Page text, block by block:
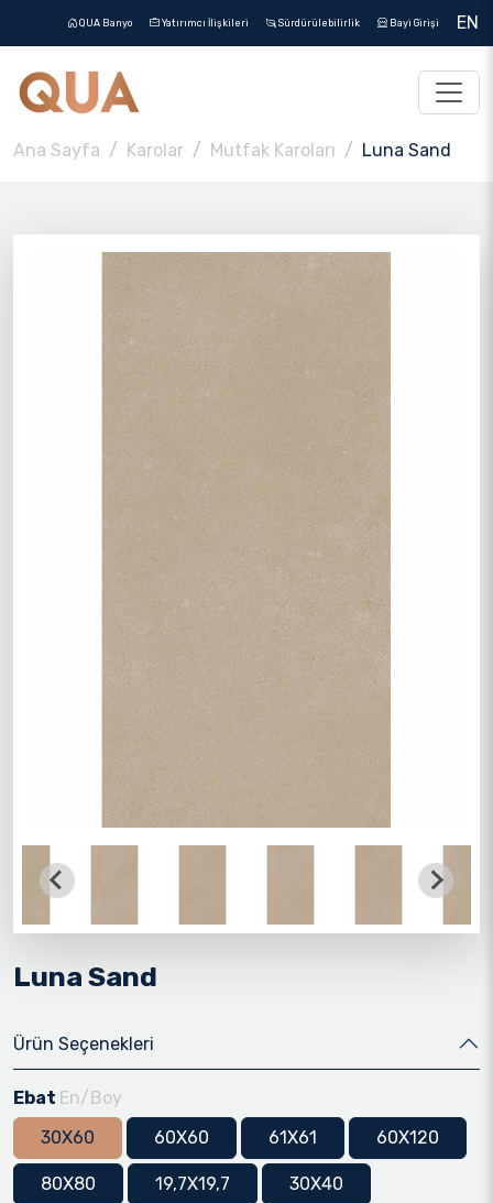
QUA Banyo Yatırımcı İlişkileri Sürdürülebilirlik Bayi Girişi EN
Ana Sayfa Karolar Mutfak Karoları Luna Sand
Luna Sand
Ürün Seçenekleri
Ebat En/Boy
30X60
60X60 61X61 60X120
80X80 19,7X19,7 30X40